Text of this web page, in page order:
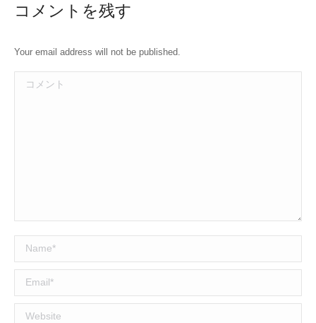
コメントを残す
Your email address will not be published.
コメント
Name *
Email *
Website